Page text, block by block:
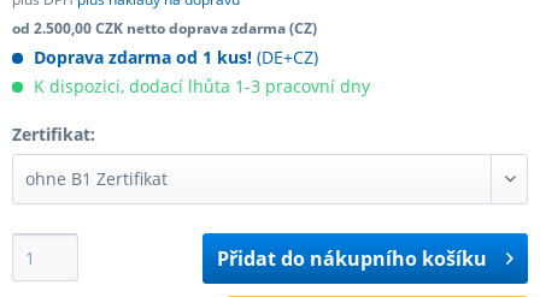
od 2.500,00 CZK netto doprava zdarma (CZ)
Doprava zdarma od 1 kus! (DE+CZ)
K dispozici, dodací lhůta 1-3 pracovní dny
Zertifikat:
Přidat do nákupního košíku